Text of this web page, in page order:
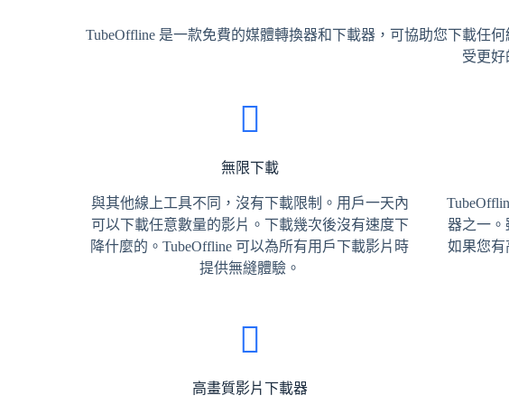
TubeOffline 是一款免費的媒體轉換器和下載器，可協助您下載任
受更好
無限下載
與其他線上工具不同，沒有下載限制。用戶一天內
可以下載任意數量的影片。下載幾次後沒有速度下
降什麼的。TubeOffline 可以為所有用戶下載影片時
提供無縫體驗。
器之一。
如果您有
高畫質影片下載器